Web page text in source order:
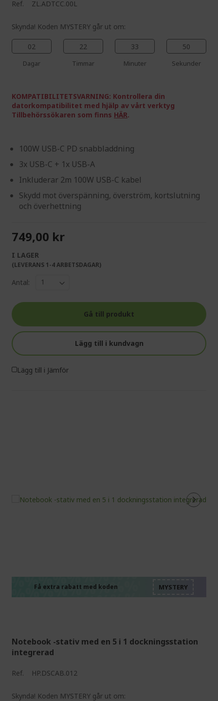
Ref. ZL.ADTCC.00L
Skynda! Koden MYSTERY går ut om:
02
Dagar
22
Timmar
33
Minuter
49
Sekunder
KOMPATIBILITETSVARNING: Kontrollera din
datorkompatibilitet med hjälp av vårt verktyg
Tillbehörssökaren som finns HÄR.
100W USB-C PD snabbladdning
3x USB-C + 1x USB-A
Inkluderar 2m 100W USB-C kabel
Skydd mot överspänning, överström, kortslutning
och överhettning
749,00 kr
I LAGER
(LEVERANS 1-4 ARBETSDAGAR)
Antal:
Gå till produkt
Lägg till i kundvagn
Lägg till i Jämför
Få extra rabatt med koden
Notebook -stativ med en 5 i 1 dockningsstation
integrerad
Ref. HP.DSCAB.012
Skynda! Koden MYSTERY går ut om: